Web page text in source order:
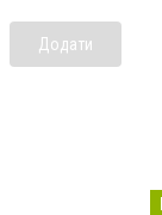
Додати